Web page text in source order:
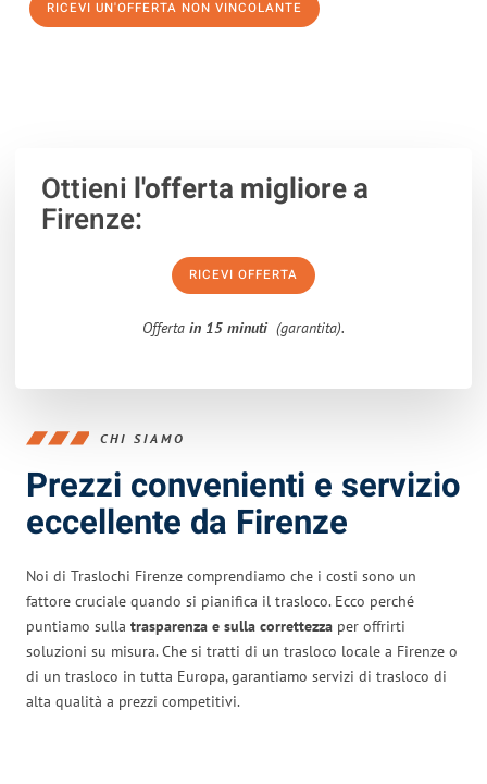
RICEVI UN'OFFERTA NON VINCOLANTE
Ottieni l'offerta migliorea
Firenze:
RICEVI OFFERTA
Offerta in 15 minuti (garantita).
CHI SIAMO
Prezzi convenienti e servizio
eccellente da Firenze
Noi di Traslochi Firenze comprendiamo che i costi sono un
fattore cruciale quando si pianifica il trasloco. Ecco perché
puntiamo sulla trasparenza e sulla correttezza per offrirti
soluzioni su misura. Che si tratti di un trasloco locale a Firenze o
di un trasloco in tutta Europa, garantiamo servizi di trasloco di
alta qualità a prezzi competitivi.